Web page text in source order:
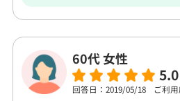
60代 女性
5.0
回答日：2019/05/18 ご利